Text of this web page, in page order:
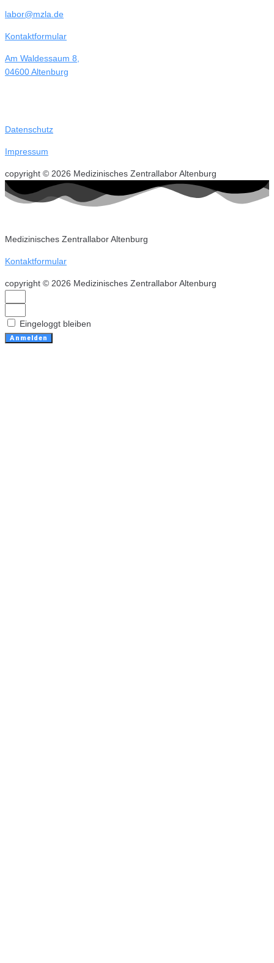
labor@mzla.de
Kontaktformular
Am Waldessaum 8,
04600 Altenburg
Datenschutz
Impressum
copyright © 2026 Medizinisches Zentrallabor Altenburg
Medizinisches Zentrallabor Altenburg
Kontaktformular
copyright © 2026 Medizinisches Zentrallabor Altenburg
Eingeloggt bleiben
Anmelden